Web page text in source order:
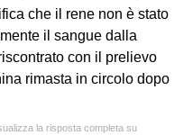
che il rene non è stato
il sangue dalla
con il prelievo
rimasta in circolo dopo
la risposta completa su